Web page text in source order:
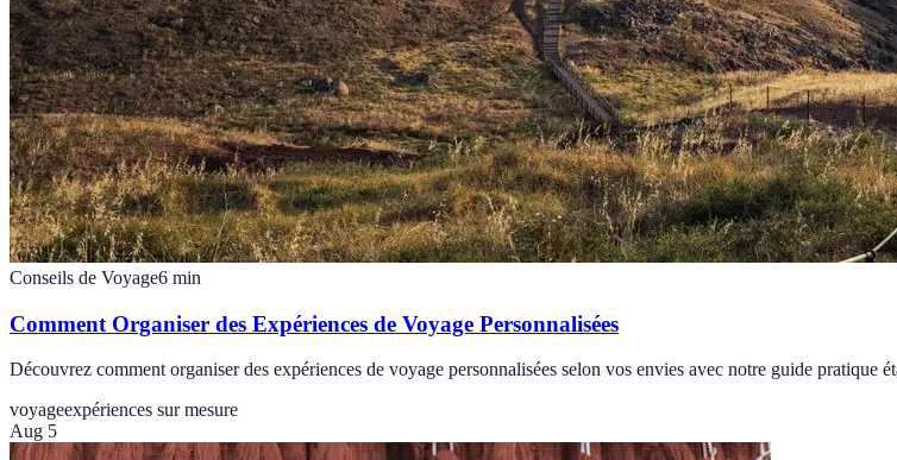
Conseils de Voyage6 min
Comment Organiser des Expériences de Voyage Personnalisées
Découvrez comment organiser des expériences de voyage personnalisées selon vos envies avec notre guide pratique
voyageexpériences sur mesure
Aug 5